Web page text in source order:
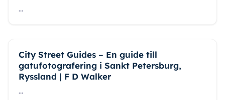
...
City Street Guides – En guide till
gatufotografering i Sankt Petersburg,
Ryssland | F D Walker
...